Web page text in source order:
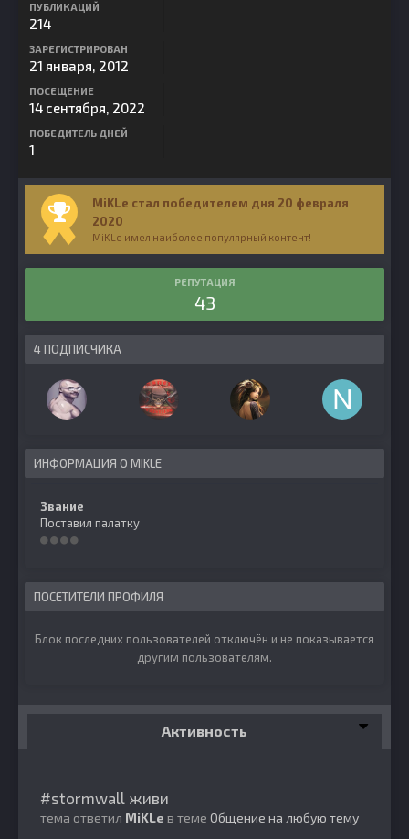
ПУБЛИКАЦИЙ
214
ЗАРЕГИСТРИРОВАН
21 января, 2012
ПОСЕЩЕНИЕ
14 сентября, 2022
ПОБЕДИТЕЛЬ ДНЕЙ
1
MiKLe стал победителем дня 20 февраля
2020
MiKLe имел наиболее популярный контент!
РЕПУТАЦИЯ
43
4 ПОДПИСЧИКА
ИНФОРМАЦИЯ О MIKLE
Звание
Поставил палатку
ПОСЕТИТЕЛИ ПРОФИЛЯ
Блок последних пользователей отключён и не показывается
другим пользователям.
Активность
#stormwall живи
тема ответил MiKLe в теме Общение на любую тему